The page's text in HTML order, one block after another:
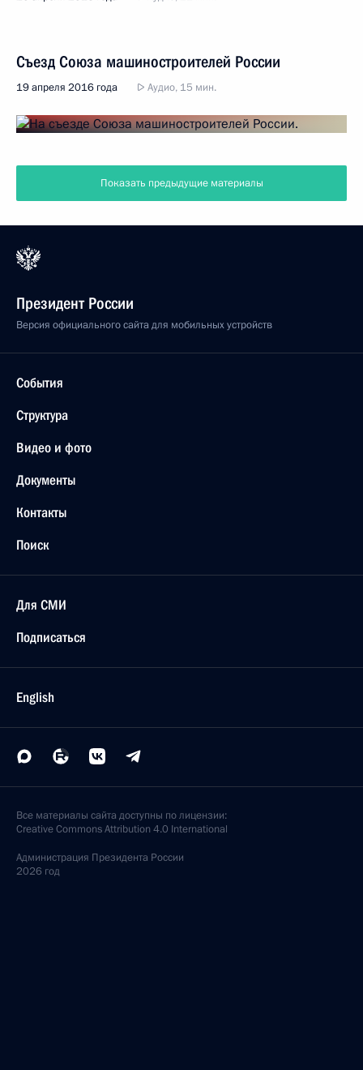
Съезд Союза машиностроителей России
19 апреля 2016 года Аудио, 15 мин.
Показать предыдущие материалы
Президент России
Версия официального сайта для мобильных устройств
События
Структура
Видео и фото
Документы
Контакты
Поиск
Для СМИ
Подписаться
English
Все материалы сайта доступны по лицензии:
Creative Commons Attribution 4.0 International
Администрация Президента России
2026 год